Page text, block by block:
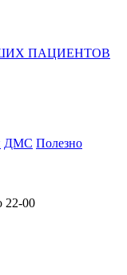
ПАЦИЕНТОВ
ДМС Полезно
22-00